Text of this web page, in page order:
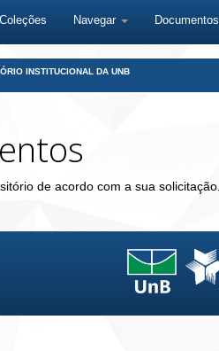
Navegar Documentos
INSTITUCIONAL DA UNB
de acordo com a sua solicitação.